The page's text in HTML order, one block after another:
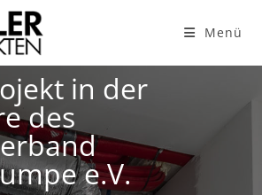
Menü
in der
des
e.V.